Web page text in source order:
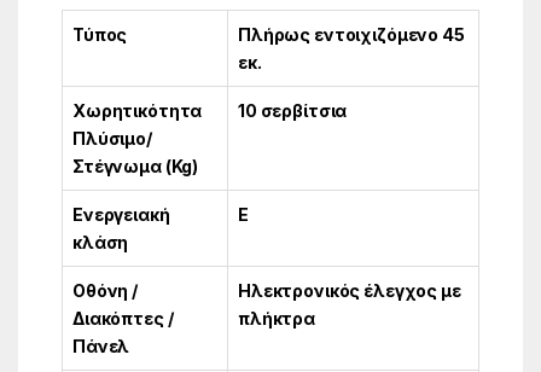
Τύπος
Πλήρως εντοιχιζόμενο 45
εκ.
Χωρητικότητα
Πλύσιμο/
Στέγνωμα (Kg)
10 σερβίτσια
Ενεργειακή
κλάση
Ε
Οθόνη /
Διακόπτες /
Πάνελ
Ηλεκτρονικός έλεγχος με
πλήκτρα